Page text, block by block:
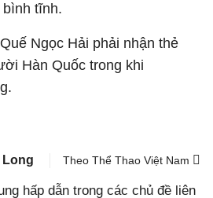
tĩnh.
Ngọc Hải phải nhận thẻ
Hàn Quốc trong khi
Long Theo Thể Thao Việt Nam
hấp dẫn trong các chủ đề liên